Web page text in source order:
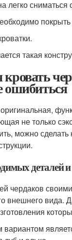
легко сниматься
такая
кровать
ошибиться
оригинальная,
не только
можно
деталей
чердаков
внешнего вида.